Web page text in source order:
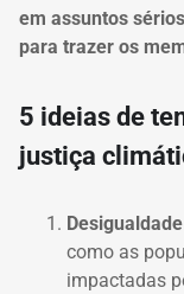
em assuntos
para trazer os
5 ideias de
justiça
como as
impactadas